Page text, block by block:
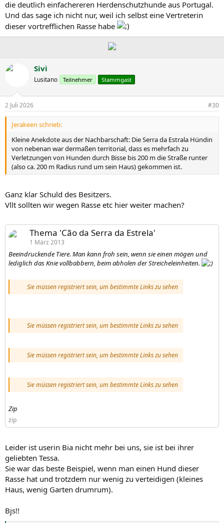
die deutlich einfachereren Herdenschutzhunde aus Portugal.
Und das sage ich nicht nur, weil ich selbst eine Vertreterin
dieser vortrefflichen Rasse habe
Sivi
Lusitano Teilnehmer Stammgast
2 Juli 2026 #30
Jerakeen schrieb:
Kleine Anekdote aus der Nachbarschaft: Die Serra da Estrala Hündin
von nebenan war dermaßen territorial, dass es mehrfach zu
Verletzungen von Hunden durch Bisse bis 200 m die Straße runter
(also ca. 200 m Radius rund um sein Haus) gekommen ist.
Ganz klar Schuld des Besitzers.
Vllt sollten wir wegen Rasse etc hier weiter machen?
Thema 'Cão da Serra da Estrela'
1 März 2013
Beeindruckende Tiere. Man kann froh sein, wenn sie einen mögen und
lediglich das Knie vollbabbern, beim abholen der Streicheleinheiten.
Sie müssen registriert sein, um bestimmte Links zu sehen
Sie müssen registriert sein, um bestimmte Links zu sehen
Sie müssen registriert sein, um bestimmte Links zu sehen
Sie müssen registriert sein, um bestimmte Links zu sehen
Zip
zip
Leider ist userin Bia nicht mehr bei uns, sie ist bei ihrer
geliebten Tessa.
Sie war das beste Beispiel, wenn man einen Hund dieser
Rasse hat und trotzdem nur wenig zu verteidigen (kleines
Haus, wenig Garten drumrum).
Bjs!!